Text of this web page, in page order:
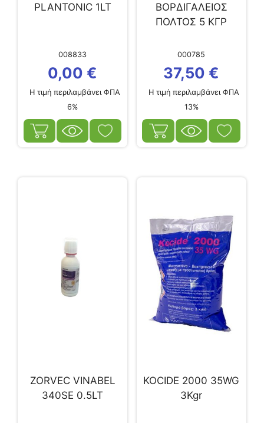
PLANTONIC 1LT
008833
0,00 €
Η τιμή περιλαμβάνει ΦΠΑ
6%
ΒΟΡΔΙΓΑΛΕΙΟΣ
ΠΟΛΤΟΣ 5 ΚΓΡ
000785
37,50 €
Η τιμή περιλαμβάνει ΦΠΑ
13%
ZORVEC VINABEL
340SE 0.5LT
KOCIDE 2000 35WG
3Kgr